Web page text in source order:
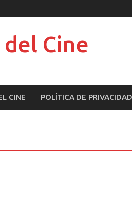
del Cine
CINE POLÍTICA DE PRIVACIDAD